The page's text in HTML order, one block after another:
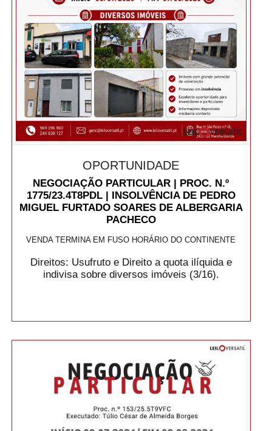
OPORTUNIDADE
NEGOCIAÇÃO PARTICULAR | PROC. N.º
1775/23.4T8PDL | INSOLVÊNCIA DE PEDRO
MIGUEL FURTADO SOARES DE ALBERGARIA
PACHECO
VENDA TERMINA EM FUSO HORÁRIO DO CONTINENTE
Direitos: Usufruto e Direito a quota ilíquida e
indivisa sobre diversos imóveis (3/16).